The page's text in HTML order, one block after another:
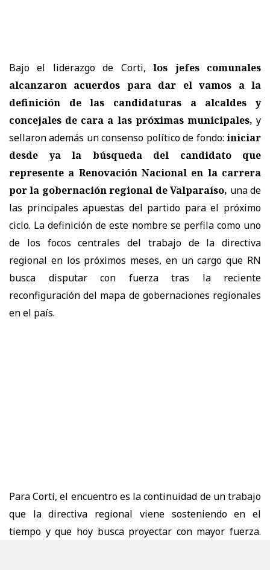
Bajo el liderazgo de Corti, los jefes comunales
alcanzaron acuerdos para dar el vamos a la
definición de las candidaturas a alcaldes y
concejales de cara a las próximas municipales, y
sellaron además un consenso político de fondo: iniciar
desde ya la búsqueda del candidato que
represente a Renovación Nacional en la carrera
por la gobernación regional de Valparaíso, una de
las principales apuestas del partido para el próximo
ciclo. La definición de este nombre se perfila como uno
de los focos centrales del trabajo de la directiva
regional en los próximos meses, en un cargo que RN
busca disputar con fuerza tras la reciente
reconfiguración del mapa de gobernaciones regionales
en el país.
Para Corti, el encuentro es la continuidad de un trabajo
que la directiva regional viene sosteniendo en el
tiempo y que hoy busca proyectar con mayor fuerza.